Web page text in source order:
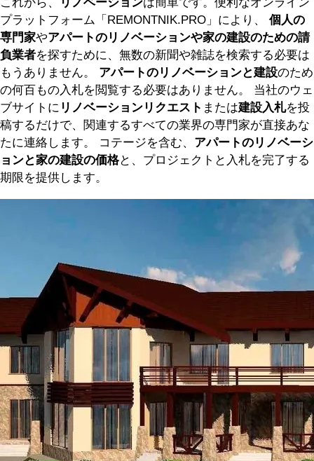
プラットフォーム「REMONTNIK.PRO」により、 個人の
専門家やアパートのリノベーションや家の建設のための請
負業者を探すために、無数の新聞や雑誌を検索する必要は
もうありません。 アパートのリノベーションと建設のため
の何百もの入札を閲覧する必要はありません。 当社のウェ
ブサイトに リノベーションリクエスト または建設入札を投
稿するだけで、関連するすべての業界の専門家が直接あな
たに連絡します。 コテージを含む、 アパートのリノベーシ
ョンと家の建設の価格と、プロジェクトと入札を完了する
期限を提供します。